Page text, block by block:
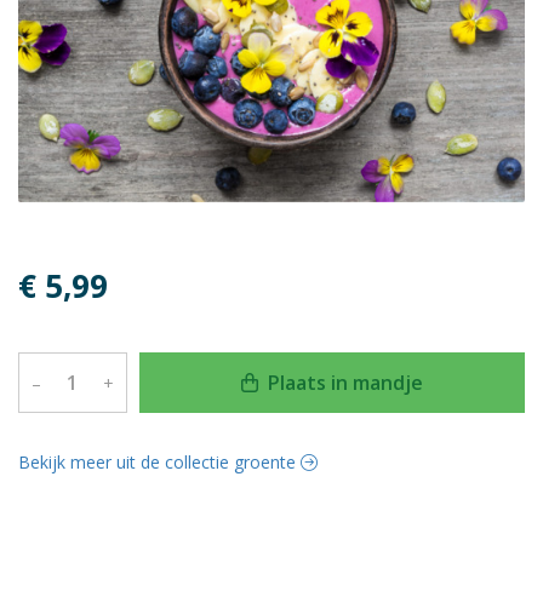
€ 5,99
– + Plaats in mandje
Bekijk meer uit de collectie groente